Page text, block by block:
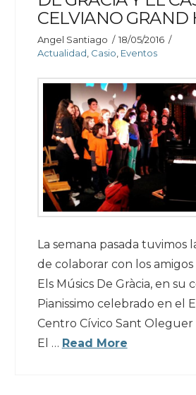
CELVIANO GRAND
Angel Santiago
18/05/2016
Actualidad Casio Eventos
La semana pasada tuvimos
de colaborar con los
Els Músics De Gràcia, en su
Pianissimo celebrado en el
Centro Cívico Sant Oleguer
El … Read More